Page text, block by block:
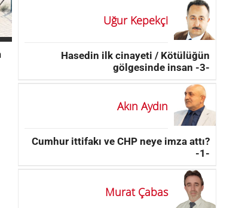
Uğur Kepekçi
Hasedin ilk cinayeti / Kötülüğün
gölgesinde insan -3-
Akın Aydın
Cumhur ittifakı ve CHP neye imza attı?
-1-
Murat Çabas